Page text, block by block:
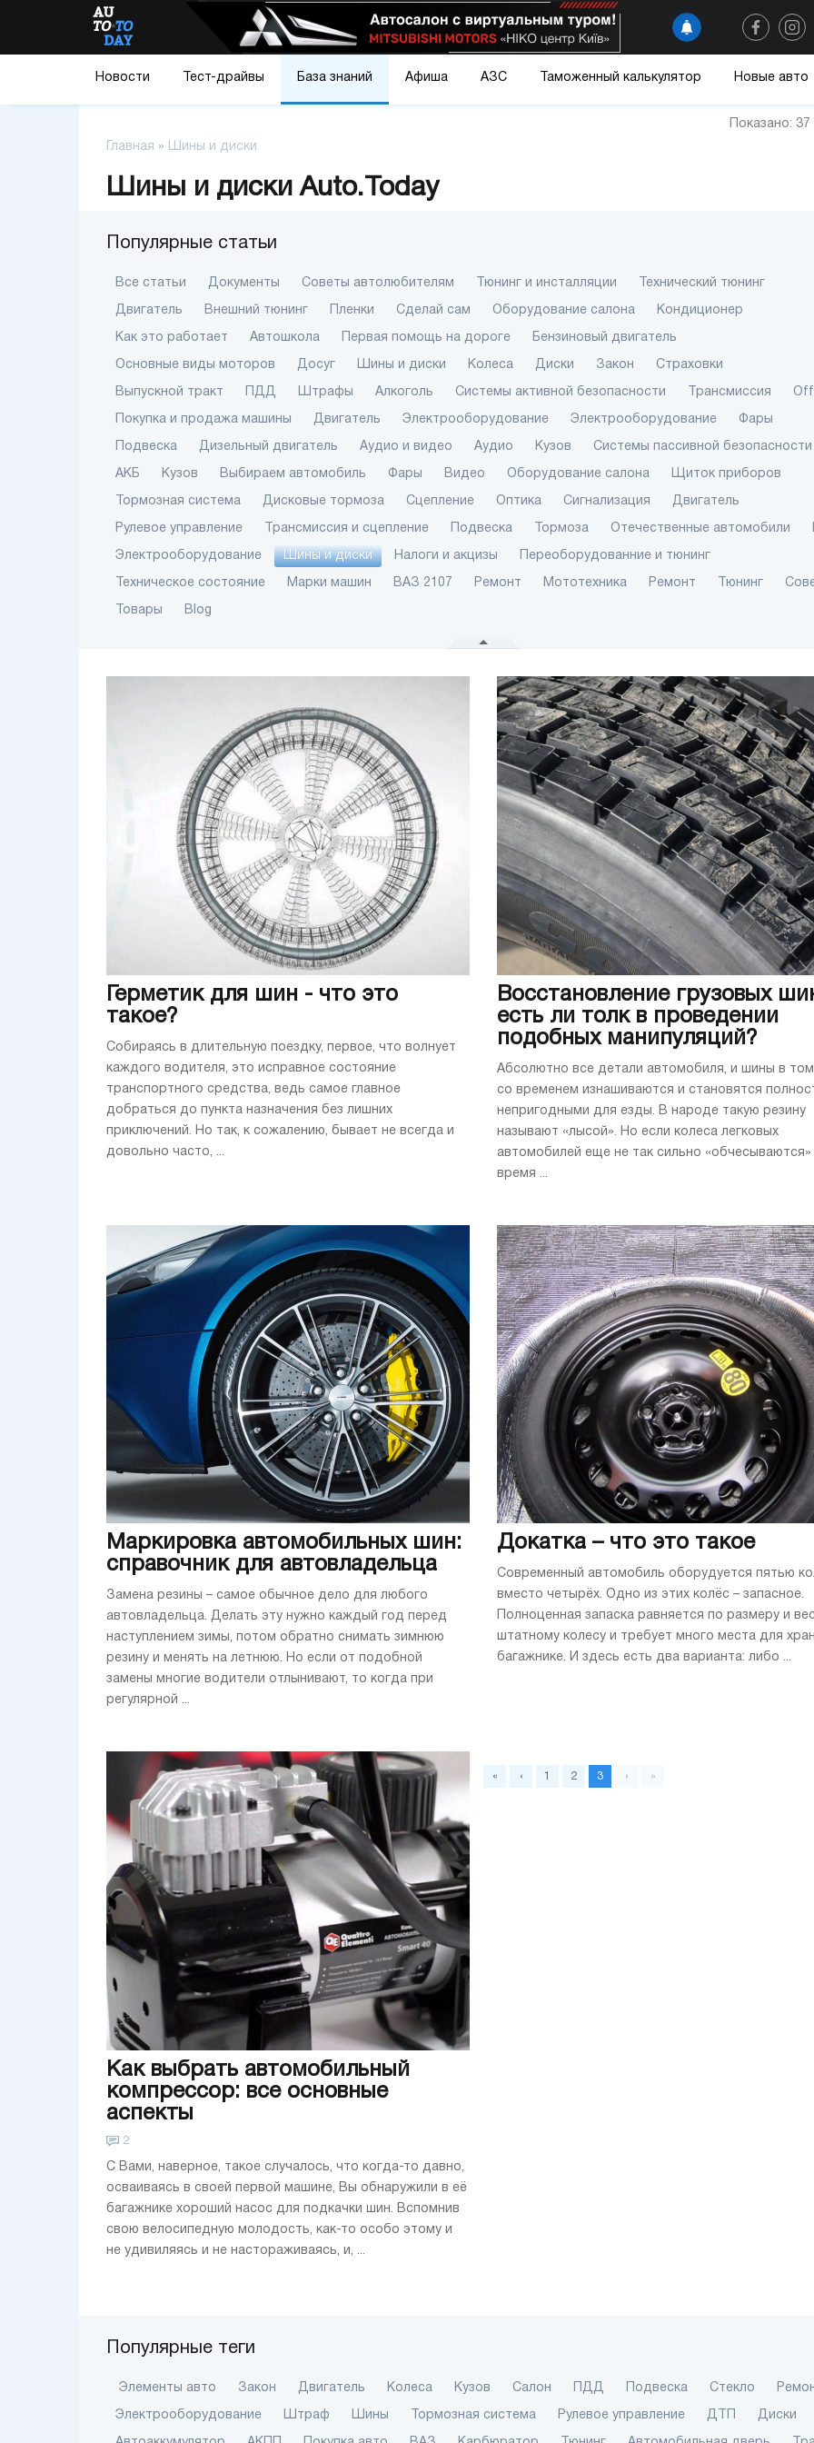
Новости Тест-драйвы База знаний Афиша АЗС Таможенный калькулятор Новые авто
Главная » Шины и диски
Шины и диски Auto.Today
Показано:
Популярные статьи
Все статьи Документы Советы автолюбителям Тюнинг и инсталляции Технический тюнинг
Двигатель Внешний тюнинг Пленки Сделай сам Оборудование салона Кондиционер
Как это работает Автошкола Первая помощь на дороге Бензиновый двигатель
Основные виды моторов Досуг Шины и диски Колеса Диски Закон Страховки
Выпускной тракт ПДД Штрафы Алкоголь Системы активной безопасности Трансмиссия
Покупка и продажа машины Двигатель Электрооборудование Электрооборудование Фары
Подвеска Дизельный двигатель Аудио и видео Аудио Кузов Системы пассивной безопасности
АКБ Кузов Выбираем автомобиль Фары Видео Оборудование салона Щиток приборов
Тормозная система Дисковые тормоза Сцепление Оптика Сигнализация Двигатель
Рулевое управление Трансмиссия и сцепление Подвеска Тормоза Отечественные автомобили
Электрооборудование Шины и диски Налоги и акцизы Переоборудованние и тюнинг
Техническое состояние Марки машин ВАЗ 2107 Ремонт Мототехника Ремонт Тюнинг
Товары Blog
Герметик для шин - что это
такое?
Собираясь в длительную поездку, первое, что волнует
каждого водителя, это исправное состояние
транспортного средства, ведь самое главное
добраться до пункта назначения без лишних
приключений. Но так, к сожалению, бывает не всегда и
довольно часто, ...
Восстановление грузовых
есть ли толк в проведении
подобных манипуляций?
Абсолютно все детали автомобиля, и шины в том
со временем изнашиваются и становятся
непригодными для езды. В народе такую резину
называют «лысой». Но если колеса легковых
автомобилей еще не так сильно «обчесываются»
время ...
Маркировка автомобильных шин:
справочник для автовладельца
Замена резины – самое обычное дело для любого
автовладельца. Делать эту нужно каждый год перед
наступлением зимы, потом обратно снимать зимнюю
резину и менять на летнюю. Но если от подобной
замены многие водители отлынивают, то когда при
регулярной ...
Докатка – что это такое
Современный автомобиль оборудуется пятью
вместо четырёх. Одно из этих колёс – запасное.
Полноценная запаска равняется по размеру и
штатному колесу и требует много места для
багажнике. И здесь есть два варианта: либо ...
Как выбрать автомобильный
компрессор: все основные
аспекты
2
С Вами, наверное, такое случалось, что когда-то давно,
осваиваясь в своей первой машине, Вы обнаружили в её
багажнике хороший насос для подкачки шин. Вспомнив
свою велосипедную молодость, как-то особо этому и
не удивиляясь и не настораживаясь, и, ...
« ‹ 2 3 › »
ТОП-3
выставки
0
На выставке
автомобильные
представили
новинок. Сразу
украинского
стенде компании
полноприводных
коммерческих
системой полного
Популярные теги
Элементы авто Закон Двигатель Колеса Кузов Салон ПДД Подвеска Стекло
Электрооборудование Штраф Шины Тормозная система Рулевое управление ДТП Диски